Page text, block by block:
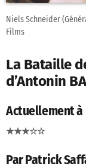
Niels Schneider
Films
La Bataille
d’Antonin
Actuellement à
★★★☆☆
Par Patrick